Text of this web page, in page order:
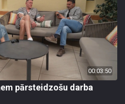
00:03:50
pārsteidzošu darba